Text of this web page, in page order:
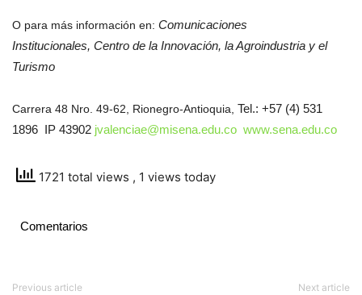
O para más información en: Comunicaciones
Institucionales, Centro de la Innovación, la Agroindustria y el
Turismo
Carrera 48 Nro. 49-62, Rionegro-Antioquia, Tel.: +57 (4) 531
1896 IP 43902 jvalenciae@misena.edu.co www.sena.edu.co
1721 total views , 1 views today
Comentarios
Previous article Next article